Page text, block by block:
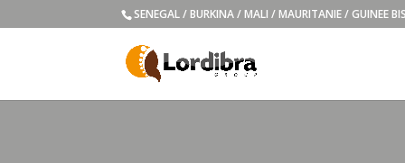
SENEGAL / BURKINA / MALI / MAURITANIE / GUINEE